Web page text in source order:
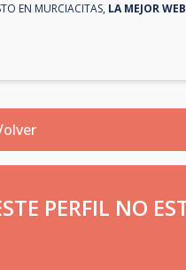
EN MURCIACITAS, LA MEJOR
PERFIL NO